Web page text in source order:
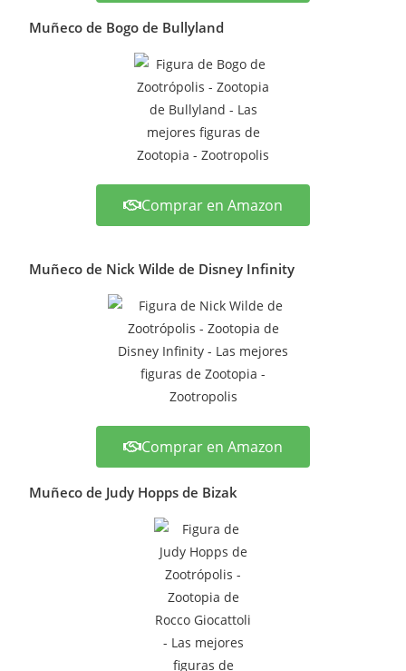
Muñeco de Bogo de Bullyland
Comprar en Amazon
Muñeco de Nick Wilde de Disney Infinity
Comprar en Amazon
Muñeco de Judy Hopps de Bizak